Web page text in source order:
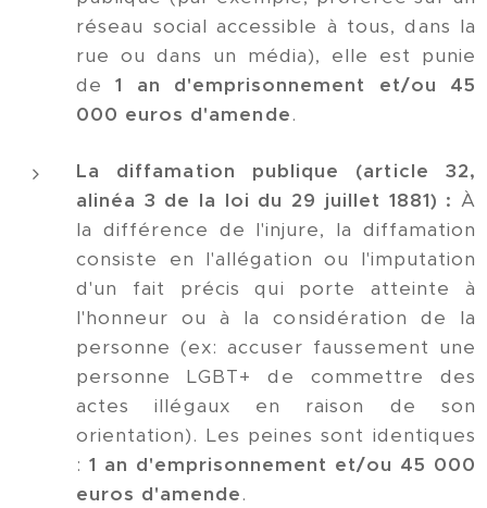
réseau social accessible à tous, dans la
rue ou dans un média), elle est punie
de1 an d'emprisonnement et/ou 45
000 euros d'amende.
La diffamation publique (article 32,
alinéa 3 de la loi du 29 juillet 1881) : À
la différence de l'injure, la diffamation
consiste en l'allégation ou l'imputation
d'un fait précis qui porte atteinte à
l'honneur ou à la considération de la
personne (ex: accuser faussement une
personne LGBT+ de commettre des
actes illégaux en raison de son
orientation). Les peines sont identiques
: 1 an d'emprisonnement et/ou 45 000
euros d'amende.